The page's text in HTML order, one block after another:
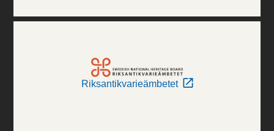
Riksantikvarieämbetet